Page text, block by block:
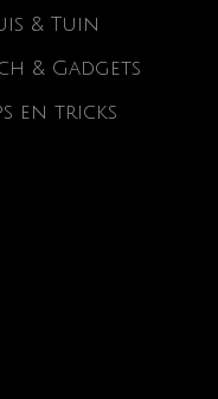
& Tuin
& Gadgets
en tricks